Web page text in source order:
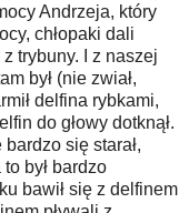
Andrzeja, który
chłopaki dali
trybuny. I z naszej
był (nie zwiał,
delfina rybkami,
do głowy dotknął.
się starał,
był bardzo
bawił się z delfinem